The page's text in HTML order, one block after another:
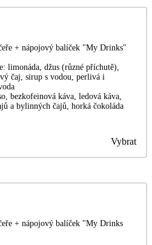
+ nápojový balíček "My Drinks"
limonáda, džus (různé příchutě),
čaj, sirup s vodou, perlivá i
bezkofeinová káva, ledová káva,
a bylinných čajů, horká čokoláda
Vybrat
+ nápojový balíček "My Drinks